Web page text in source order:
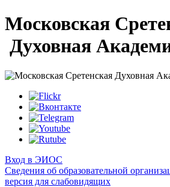
Московская
Духовная
Вход в ЭИОС
Сведения об образовательной
версия для слабовидящих